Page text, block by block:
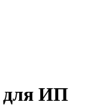
для ИП